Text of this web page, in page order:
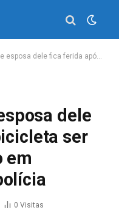
após bicicleta ser atingida por moto em cruzamento, diz polícia
dele
ser
em
0 Visitas